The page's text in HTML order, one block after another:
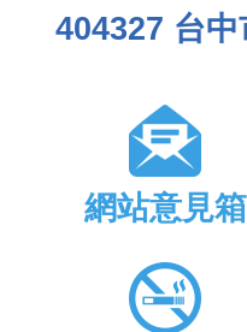
404327 台
網站意見箱